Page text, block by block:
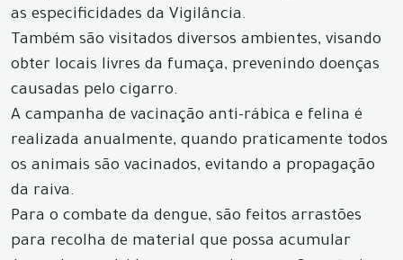
as especificidades da Vigilância.
Também são visitados diversos ambientes, visando
obter locais livres da fumaça, prevenindo doenças
causadas pelo cigarro.
A campanha de vacinação anti-rábica e felina é
realizada anualmente, quando praticamente todos
os animais são vacinados, evitando a propagação
da raiva.
Para o combate da dengue, são feitos arrastões
para recolha de material que possa acumular